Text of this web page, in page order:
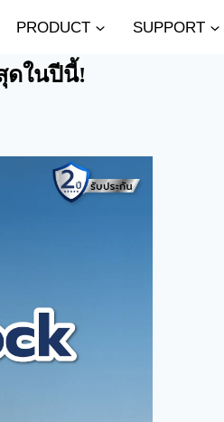
PRODUCT SUPPORT
ดในปีนี้!